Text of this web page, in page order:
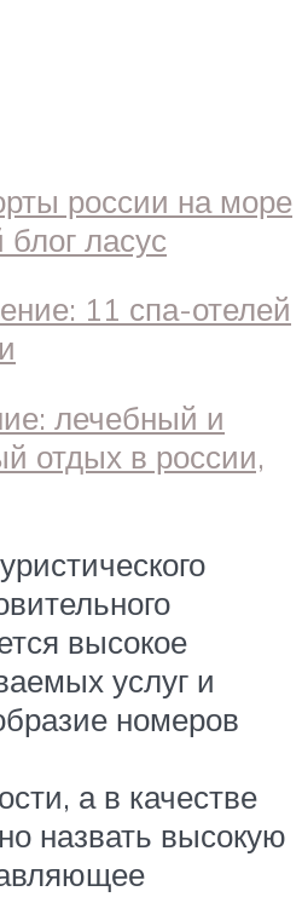
высокое
услуг и
номеров
а в качестве
назвать высокую